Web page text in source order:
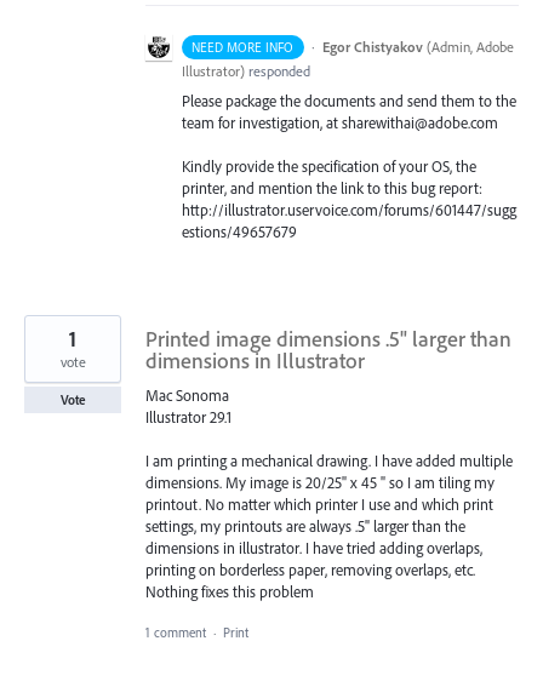
NEED MORE INFO · Egor Chistyakov (Admin, Adobe
Illustrator) responded
Please package the documents and send them to the
team for investigation, at sharewithai@adobe.com
Kindly provide the specification of your OS, the
printer, and mention the link to this bug report:
http://illustrator.uservoice.com/forums/601447/sugg
estions/49657679
Printed image dimensions .5" larger than
dimensions in Illustrator
Mac Sonoma
Illustrator 29.1
I am printing a mechanical drawing. I have added multiple
dimensions. My image is 20/25" x 45 " so I am tiling my
printout. No matter which printer I use and which print
settings, my printouts are always .5" larger than the
dimensions in illustrator. I have tried adding overlaps,
printing on borderless paper, removing overlaps, etc.
Nothing fixes this problem
1
vote
Vote
1 comment · Print